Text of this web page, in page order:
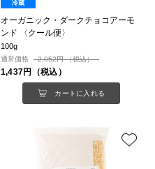
冷蔵
オーガニック・ダークチョコアーモ
ンド 〈クール便〉
100g
通常価格 2,052円 （税込）
1,437円（税込）
カートに入れる